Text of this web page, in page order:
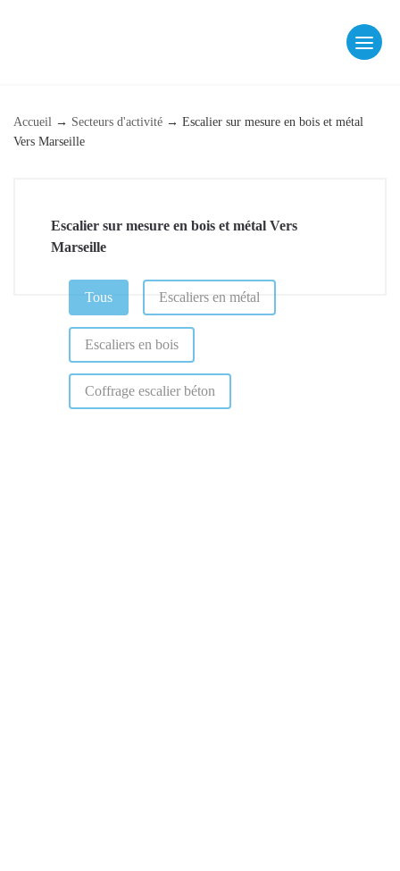
Accueil → Secteurs d'activité → Escalier sur mesure en bois et métal
Vers Marseille
Escalier sur mesure en bois et métal Vers
Marseille
CATÉGORIE (PAGE DE RÉFÉRENCEMENT)
Tous Escaliers en métal
Escaliers en bois
Coffrage escalier béton